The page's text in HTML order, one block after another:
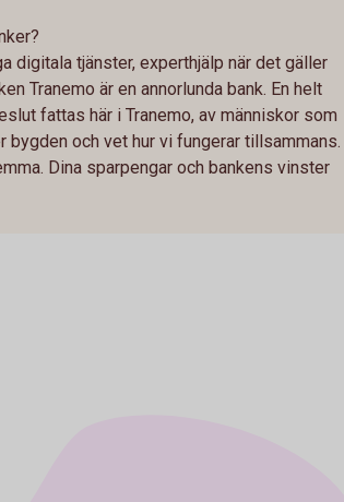
digitala tjänster, experthjälp när det gäller
Tranemo är en annorlunda bank. En helt
fattas här i Tranemo, av människor som
och vet hur vi fungerar tillsammans.
Dina sparpengar och bankens vinster